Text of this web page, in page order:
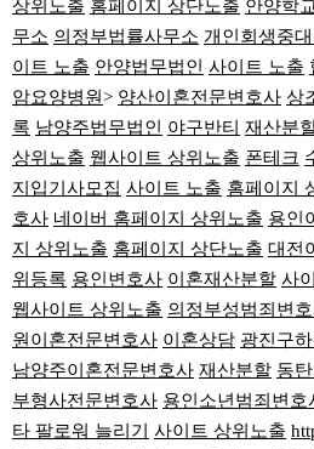
상위노출 홈페이지 상단노출 안양학
무소 의정부법률사무소 개인회생중
이트 노출 안양법무법인 사이트 노출
암요양병원> 양산이혼전문변호사 상
록 남양주법무법인 야구반티 재산분
상위노출 웹사이트 상위노출 폰테크
지입기사모집 사이트 노출 홈페이지
호사 네이버 홈페이지 상위노출 용인
지 상위노출 홈페이지 상단노출 대전
위등록 용인변호사 이혼재산분할 사
웹사이트 상위노출 의정부성범죄변
원이혼전문변호사 이혼상담 광진구
남양주이혼전문변호사 재산분할 동
부형사전문변호사 용인소년범죄변호
타 팔로워 늘리기
사이트 상위노출